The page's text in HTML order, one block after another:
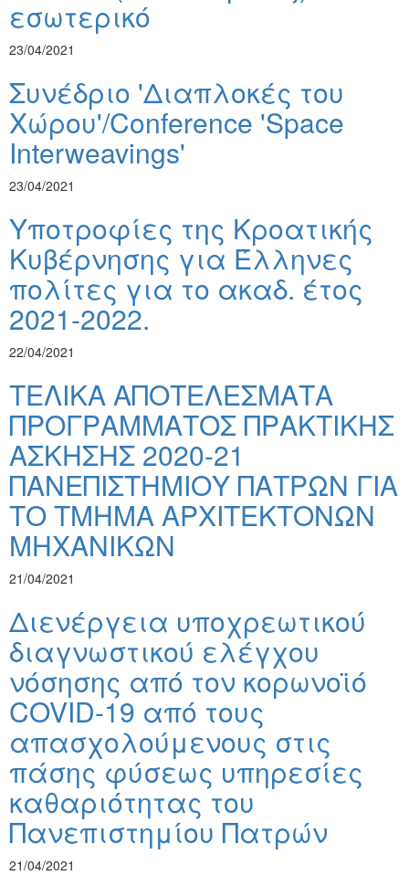
εσωτερικό
23/04/2021
Συνέδριο 'Διαπλοκές του
Χώρου'/Conference 'Space
Interweavings'
23/04/2021
Υποτροφίες της Κροατικής
Κυβέρνησης για Έλληνες
πολίτες για το ακαδ. έτος
2021-2022.
22/04/2021
ΤΕΛΙΚΑ ΑΠΟΤΕΛΕΣΜΑΤΑ
ΠΡΟΓΡΑΜΜΑΤΟΣ ΠΡΑΚΤΙΚΗΣ
ΑΣΚΗΣΗΣ 2020-21
ΠΑΝΕΠΙΣΤΗΜΙΟΥ ΠΑΤΡΩΝ ΓΙΑ
ΤΟ ΤΜΗΜΑ ΑΡΧΙΤΕΚΤΟΝΩΝ
ΜΗΧΑΝΙΚΩΝ
21/04/2021
Διενέργεια υποχρεωτικού
διαγνωστικού ελέγχου
νόσησης από τον κορωνοϊό
COVID-19 από τους
απασχολούμενους στις
πάσης φύσεως υπηρεσίες
καθαριότητας του
Πανεπιστημίου Πατρών
21/04/2021